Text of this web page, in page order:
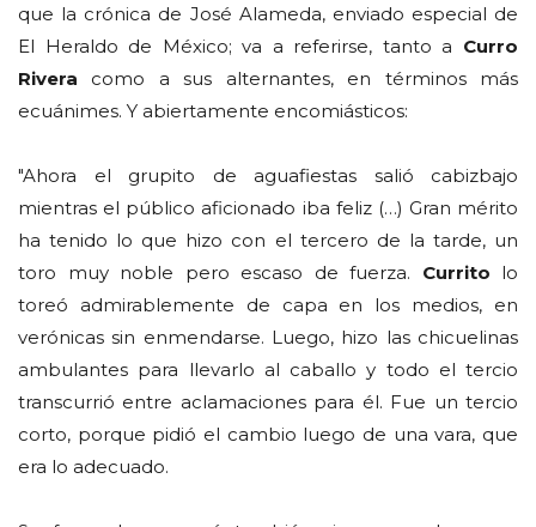
que la crónica de José Alameda, enviado especial de
El Heraldo de México; va a referirse, tanto a Curro
Rivera como a sus alternantes, en términos más
ecuánimes. Y abiertamente encomiásticos:
"Ahora el grupito de aguafiestas salió cabizbajo
mientras el público aficionado iba feliz (…) Gran mérito
ha tenido lo que hizo con el tercero de la tarde, un
toro muy noble pero escaso de fuerza. Currito lo
toreó admirablemente de capa en los medios, en
verónicas sin enmendarse. Luego, hizo las chicuelinas
ambulantes para llevarlo al caballo y todo el tercio
transcurrió entre aclamaciones para él. Fue un tercio
corto, porque pidió el cambio luego de una vara, que
era lo adecuado.